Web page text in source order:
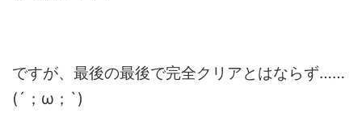
ですが、最後の最後で完全クリアとはならず……
(´；ω；`)